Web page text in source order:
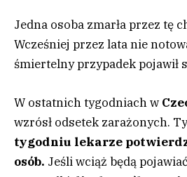
Jedna osoba zmarła przez tę
Wcześniej przez lata nie
śmiertelny przypadek pojawił
W ostatnich tygodniach w
wzrósł odsetek zarażonych.
tygodniu lekarze
osób. Jeśli wciąż będą